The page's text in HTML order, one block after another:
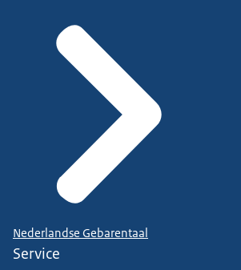
Nederlandse Gebarentaal
Service